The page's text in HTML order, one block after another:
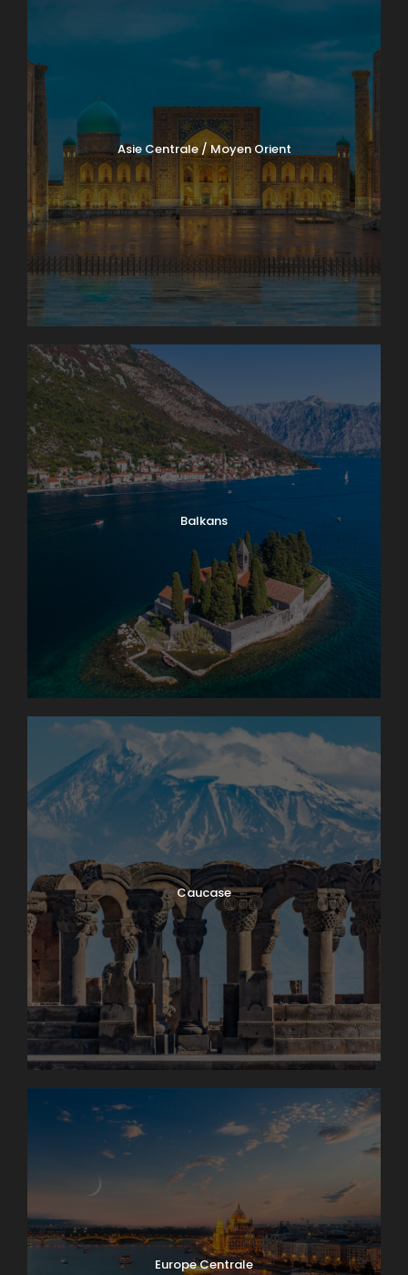
Asie Centrale / Moyen Orient
Balkans
Caucase
Europe Centrale